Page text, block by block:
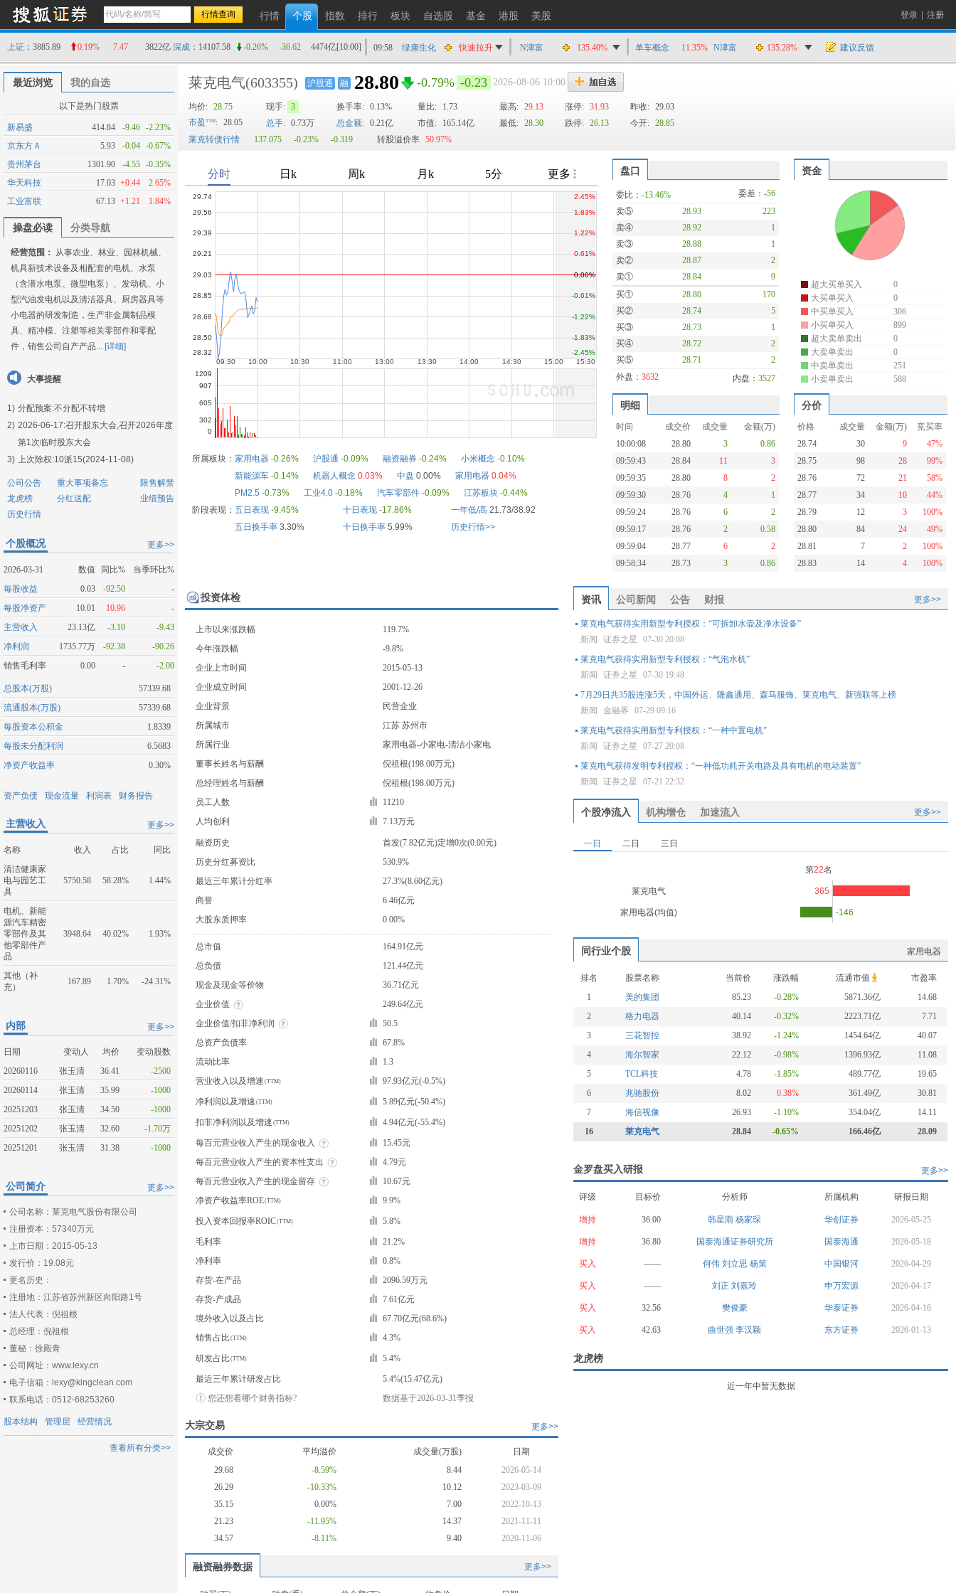
行情 个股 指数 排行 板块 自选股 基金 港股 美股 登录 注册
上证 ：3885.89 0.19% 7.47 3822亿 深成 ：14107.58 -0.26% -36.62 4474亿[10:00]
09:58
银河磁体
猛烈打压
09:58
绿康生化
快速拉升
09:58
聚石化学
快速拉升
09:57
东方电热
09:57
*ST华幸 猛烈打压
N津富 135.91% 单车概念 11.35% N津富 135.28% 建议反馈
最近浏览 我的自选
以下是热门股票
新易盛 414.84 -9.46 -2.23%
京东方Ａ
5.93 -0.04 -0.67%
贵州茅台
1301.90 -4.55 -0.35%
华天科技
17.03 +0.44
2.65%
工业富联
67.13 +1.21 1.84%
操盘必读 分类导航
经营范围： 从事农业、林业、园林机械、
机具新技术设备及相配套的电机、水泵
（含潜水电泵、微型电泵）、发动机、小
型汽油发电机以及清洁器具、厨房器具等
小电器的研发制造，生产非金属制品模
具、精冲模、注塑等相关零部件和零配
件，销售公司自产产品... [详细]
大事提醒
1) 分配预案:不分配不转增
2) 2026-06-17:召开股东大会,召开2026年度
第1次临时股东大会
3) 上次除权:10派15(2024-11-08)
公司公告 重大事项备忘
限售解禁
龙虎榜
分红送配
业绩预告
历史行情
更多>>
个股概况
2026-03-31 数值 同比%
当季环比%
每股收益
0.03 -92.50
-
每股净资产
10.01 10.96
-
主营收入
23.13亿 -3.10
-9.43
净利润
1735.77万 -92.38
-90.26
销售毛利率
0.00 - -2.00
总股本(万股)
57339.68
流通股本(万股)
57339.68
每股资本公积金
1.8339
每股未分配利润
6.5683
净资产收益率
0.30%
资产负债 现金流量 利润表 财务报告
更多>>
主营收入
名称 收入 占比
同比
清洁健康家
电与园艺工
具
5750.58 58.28% 1.44%
电机、新能
源汽车精密
零部件及其
他零部件产
品
3948.64 40.02% 1.93%
其他（补
充）
167.89 1.70% -24.31%
更多>>
内部
日期 变动人 均价
变动股数
20260116
张玉清 36.41
-2500
20260114
张玉清 35.99
-1000
20251203
张玉清 34.50
-1000
20251202
张玉清 32.60
-1.70万
20251201
张玉清 31.38 -1000
更多>>
公司简介
公司名称：莱克电气股份有限公司
注册资本：57340万元
上市日期：2015-05-13
发行价：19.08元
更名历史：
注册地：江苏省苏州新区向阳路1号
法人代表：倪祖根
总经理：倪祖根
董秘：徐殿青
公司网址：www.lexy.cn
电子信箱：lexy@kingclean.com
联系电话：0512-68253260
股本结构 管理层 经营情况
查看所有分类>>
莱克电气(603355) 沪股通 融 28.80 -0.79% -0.23 2026-08-06 10:00
均价: 28.75 现手: 3 换手率: 0.13% 量比: 1.73 最高: 29.13 涨停: 31.93 昨收: 29.03
市盈
: 28.05 总手: 0.73万 总金额: 0.21亿 市值: 165.14亿 最低: 28.30 跌停: 26.13 今开: 28.85
莱克转债行情
137.075 -0.23% -0.319 转股溢价率 50.97%
所属板块： 家用电器 -0.26% 沪股通 -0.09% 融资融券 -0.24% 小米概念 -0.10%
新能源车 -0.14% 机器人概念 0.03% 中盘 0.00% 家用电器 0.04%
PM2.5 -0.73% 工业4.0 -0.18% 汽车零部件 -0.09% 江苏板块 -0.44%
阶段表现： 五日表现 -9.45% 十日表现 -17.86% 一年低/高 21.73/38.92
五日换手率3.30% 十日换手率5.99% 历史行情>>
盘口 资金
委比：-13.46% 委差：-56
卖⑤
28.93
223
卖④
28.92
1
卖③
28.88
1
卖②
28.87
2
卖①
28.84
9
买①
28.80
170
买②
28.74
5
买③
28.73
1
买④
28.72
2
买⑤
28.71
2
外盘：3632 内盘：3527
超大买单买入
0
大买单买入
0
中买单买入
306
小买单买入
899
超大卖单卖出
0
大卖单卖出
0
中卖单卖出
251
小卖单卖出
588
明细 分价
时间 成交价 成交量
金额(万)
10:00:08
28.80 3
0.86
09:59:43
28.84 11
3
09:59:35
28.80 8
2
09:59:30
28.76 4
1
09:59:24
28.76 6
2
09:59:17
28.76 2
0.58
09:59:04
28.77 6
2
09:58:34
28.73 3 0.86
价格 成交量 金额(万)
竞买率
28.74
30 9
47%
28.75
98 28
99%
28.76
72 21
58%
28.77
34 10
44%
28.79
12 3
100%
28.80
84 24
49%
28.81
7 2
100%
28.83
14 4 100%
投资体检
上市以来涨跌幅
119.7%
今年涨跌幅
-9.8%
企业上市时间
2015-05-13
企业成立时间
2001-12-26
企业背景
民营企业
所属城市
江苏 苏州市
所属行业
家用电器-小家电-清洁小家电
董事长姓名与薪酬
倪祖根(198.00万元)
总经理姓名与薪酬
倪祖根(198.00万元)
员工人数
11210
人均创利
7.13万元
融资历史
首发(7.82亿元)定增0次(0.00元)
历史分红募资比
530.9%
最近三年累计分红率
27.3%(8.60亿元)
商誉
6.46亿元
大股东质押率
0.00%
总市值
164.91亿元
总负债
121.44亿元
现金及现金等价物
36.71亿元
企业价值
249.64亿元
企业价值/扣非净利润
50.5
总资产负债率
67.8%
流动比率
1.3
营业收入以及增速
97.93亿元(-0.5%)
净利润以及增速 5.89亿元(-50.4%)
扣非净利润以及增速 4.94亿元(-55.4%)
每百元营业收入产生的现金收入
15.45元
每百元营业收入产生的资本性支出
4.79元
每百元营业收入产生的现金留存
10.67元
净资产收益率ROE
9.9%
投入资本回报率ROIC 5.8%
毛利率
21.2%
净利率
0.8%
存货-在产品
2096.59万元
存货-产成品
7.61亿元
境外收入以及占比
67.70亿元(68.6%)
销售占比
4.3%
研发占比 5.4%
最近三年累计研发占比
5.4%(15.47亿元)
您还想看哪个财务指标?
数据基于2026-03-31季报
更多>>
大宗交易
成交价 平均溢价 成交量(万股)
日期
29.68
-8.59% 8.44
2026-05-14
26.29
-10.33% 10.12
2023-03-09
35.15
0.00% 7.00
2022-10-13
21.23
-11.95% 14.37
2021-11-11
34.57
-8.11% 9.40 2020-11-06
融资融券数据 更多>>
资讯 公司新闻 公告 财报 更多>>
莱克电气获得实用新型专利授权：“可拆卸水壶及净水设备”
新闻
证券之星
07-30 20:08
莱克电气获得实用新型专利授权：“气泡水机”
新闻
证券之星
07-30 19:48
7月29日共35股连涨5天，中国外运、隆鑫通用、森马服饰、莱克电气、新强联等上榜
新闻
金融界
07-29 09:16
莱克电气获得实用新型专利授权：“一种中置电机”
新闻
证券之星
07-27 20:08
莱克电气获得发明专利授权：“一种低功耗开关电路及具有电机的电动装置”
新闻
证券之星 07-21 22:32
个股净流入 机构增仓 加速流入 更多>>
一日 二日 三日
第22名
莱克电气 365
家用电器(均值) -146
同行业个股 家用电器
排名 股票名称 当前价 涨跌幅 流通市值
市盈率
1
美的集团 85.23 -0.28% 5871.36亿
14.68
2
格力电器 40.14 -0.32% 2223.71亿
7.71
3
三花智控 38.92 -1.24% 1454.64亿
40.07
4
海尔智家 22.12 -0.98% 1396.93亿
11.08
5
TCL科技 4.78 -1.85% 489.77亿
19.65
6
兆驰股份 8.02 0.38% 361.49亿
30.81
7
海信视像 26.93 -1.10% 354.04亿
14.11
16
莱克电气 28.84 -0.65% 166.46亿 28.09
更多>>
金罗盘买入研报
评级 目标价 分析师 所属机构 研报日期
增持 36.00 韩星雨杨家琛 华创证券 2026-05-25
增持 36.80 国泰海通证券研究所 国泰海通 2026-05-18
买入 —— 何伟 刘立思 杨策 中国银河 2026-04-29
买入 —— 刘正刘嘉玲 申万宏源 2026-04-17
买入 32.56 樊俊豪 华泰证券 2026-04-16
买入 42.63 曲世强李汉颖 东方证券 2026-01-13
龙虎榜
近一年中暂无数据